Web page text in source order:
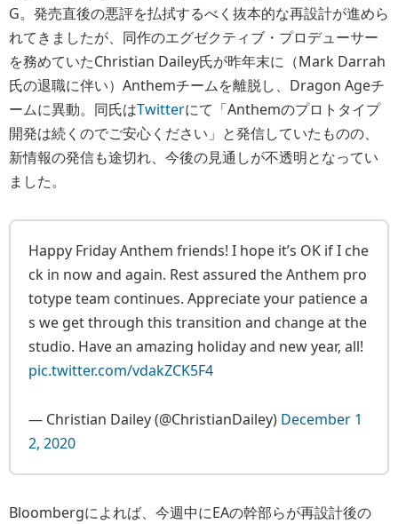
G。発売直後の悪評を払拭するべく抜本的な再設計が進めら
れてきましたが、同作のエグゼクティブ・プロデューサー
を務めていたChristian Dailey氏が昨年末に（Mark Darrah
氏の退職に伴い）Anthemチームを離脱し、Dragon Ageチ
ームに異動。同氏はTwitterにて「Anthemのプロトタイプ
開発は続くのでご安心ください」と発信していたものの、
新情報の発信も途切れ、今後の見通しが不透明となってい
ました。
Happy Friday Anthem friends! I hope it’s OK if I che
ck in now and again. Rest assured the Anthem pro
totype team continues. Appreciate your patience a
s we get through this transition and change at the
studio. Have an amazing holiday and new year, all!
pic.twitter.com/vdakZCK5F4
— Christian Dailey (@ChristianDailey) December 1
2, 2020
Bloombergによれば、今週中にEAの幹部らが再設計後の